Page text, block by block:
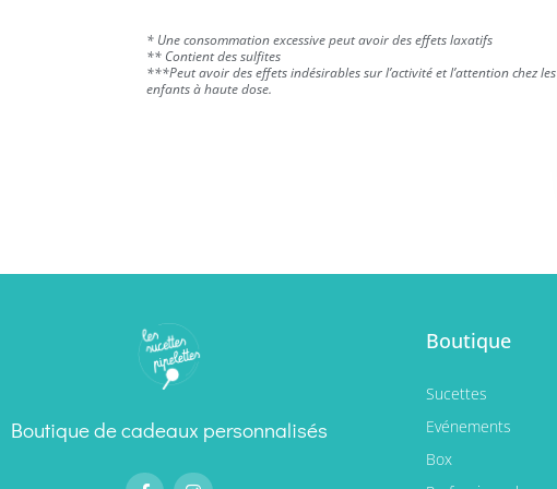
* Une consommation excessive peut avoir des effets laxatifs
** Contient des sulfites
***Peut avoir des effets indésirables sur l’activité et l’attention chez les
enfants à haute dose.
Boutique de cadeaux personnalisés
Boutique
Sucettes
Evénements
Box